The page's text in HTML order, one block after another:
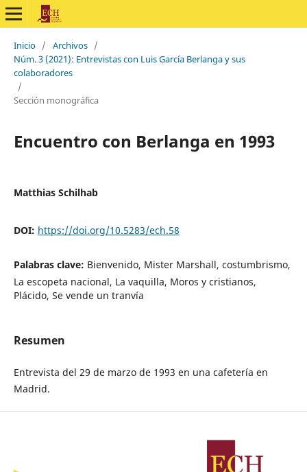
Inicio / Archivos /
Núm. 3 (2021): Entrevistas con Luis García Berlanga y sus
colaboradores
/
Sección monográfica
Encuentro con Berlanga en 1993
Matthias Schilhab
DOI: https://doi.org/10.5283/ech.58
Palabras clave: Bienvenido, Mister Marshall, costumbrismo,
La escopeta nacional, La vaquilla, Moros y cristianos,
Plácido, Se vende un tranvía
Resumen
Entrevista del 29 de marzo de 1993 en una cafetería en
Madrid.